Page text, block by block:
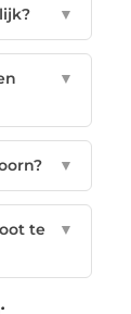
▼
▼
▼
te
▼